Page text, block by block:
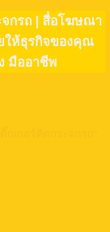
จกรถ | สื่อโฆษณา
ให้ธุรกิจของคุณ
มืออาชีพ